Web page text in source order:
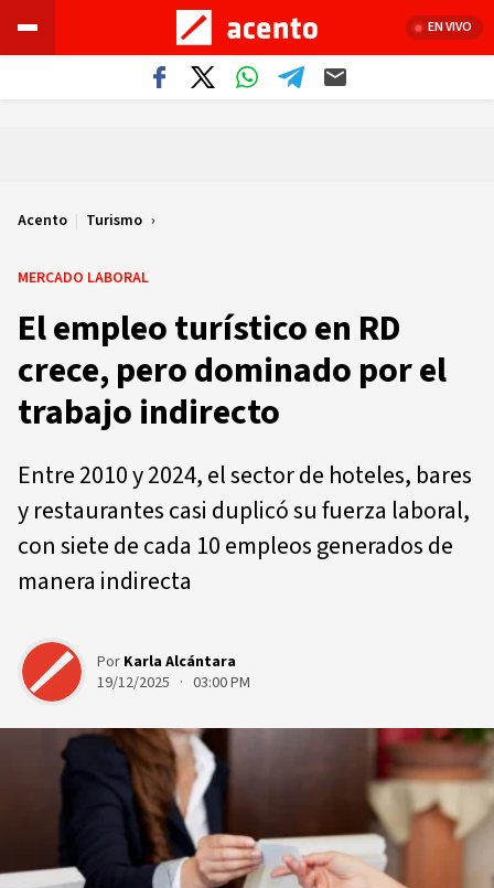
EN VIVO
Acento | Turismo
MERCADO LABORAL
El empleo turístico en RD
crece, pero dominado por el
trabajo indirecto
Entre 2010 y 2024, el sector de hoteles, bares
y restaurantes casi duplicó su fuerza laboral,
con siete de cada 10 empleos generados de
manera indirecta
Por Karla Alcántara
19/12/2025 · 03:00 PM